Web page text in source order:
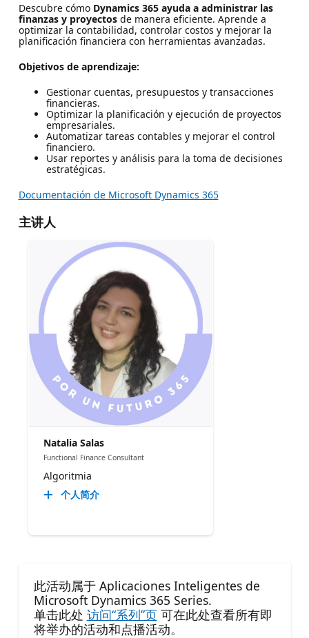
Descubre cómo Dynamics 365 ayuda a administrar las
finanzas y proyectosde manera eficiente. Aprende a
optimizar la contabilidad, controlar costos y mejorar la
planificación financiera con herramientas avanzadas.
Objetivos de aprendizaje:
Gestionar cuentas, presupuestos y transacciones
financieras.
Optimizar la planificación y ejecución de proyectos
empresariales.
Automatizar tareas contables y mejorar el control
financiero.
Usar reportes y análisis para la toma de decisiones
estratégicas.
Documentación de Microsoft Dynamics 365
主讲人
Natalia Salas
Functional Finance Consultant
Algoritmia
个人简介
此活动属于 Aplicaciones Inteligentes de
Microsoft Dynamics 365 Series.
单击此处 访问“系列”页可在此处查看所有即
将举办的活动和点播活动。